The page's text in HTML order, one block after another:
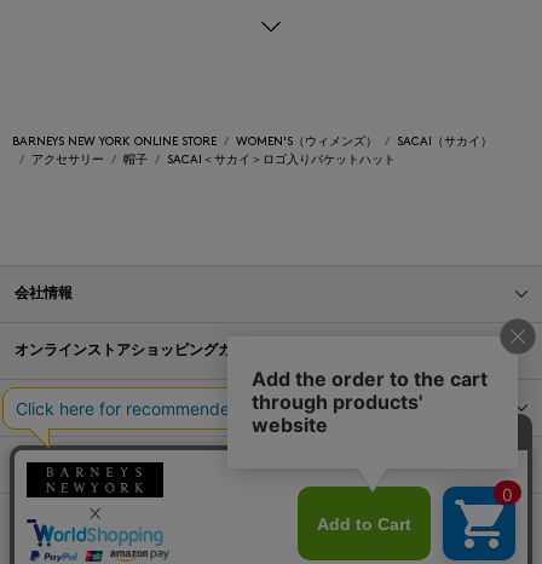
BARNEYS NEW YORK ONLINE STORE WOMEN'S（ウィメンズ）
SACAI（サカイ）
アクセサリー
帽子 SACAI＜サカイ＞ロゴ入りバケットハット
会社情報
オンラインストアショッピングガイド
店舗情報
サービス
BLOG